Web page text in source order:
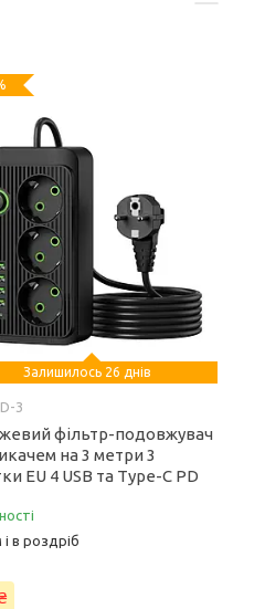
Залишилось 26 днів
3
фільтр-подовжувач
на 3 метри 3
EU 4 USB та Type-C PD
в роздріб